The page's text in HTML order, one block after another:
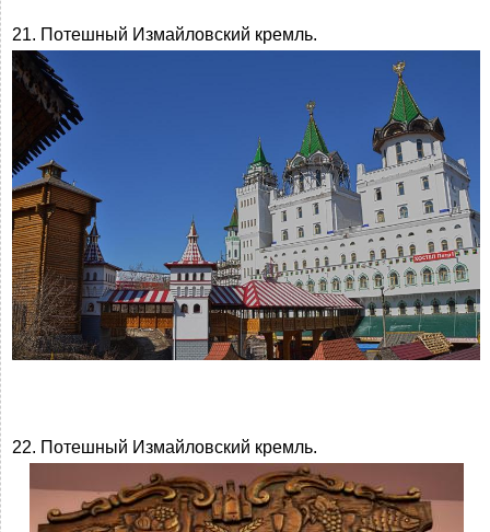
21. Потешный Измайловский кремль.
22. Потешный Измайловский кремль.